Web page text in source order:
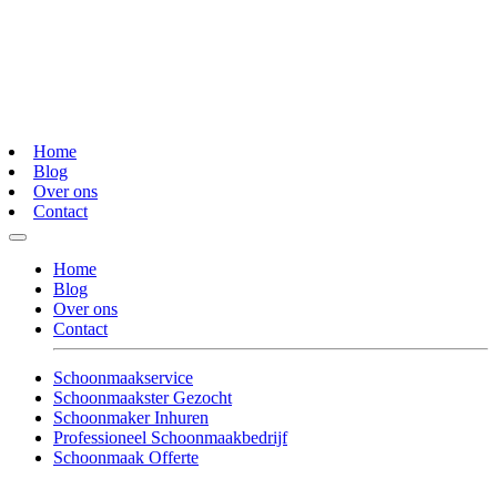
Home
Blog
Over ons
Contact
Home
Blog
Over ons
Contact
Schoonmaakservice
Schoonmaakster Gezocht
Schoonmaker Inhuren
Professioneel Schoonmaakbedrijf
Schoonmaak Offerte